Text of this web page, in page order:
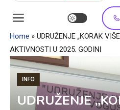
Home » UDRUŽENJE „KORAK
AKTIVNOSTI U 2025. GODINI
INFO
UDRUŽENJE